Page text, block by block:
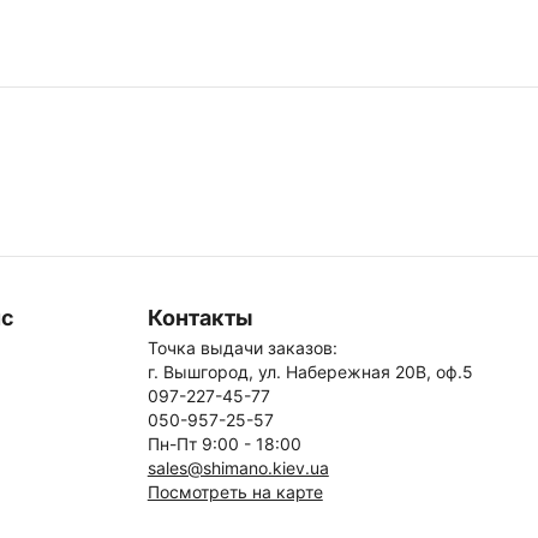
Контакты
Точка выдачи заказов:
г. Вышгород, ул. Набережная 20В, оф.5
097-227-45-77
050-957-25-57
Пн-Пт 9:00 - 18:00
sales@shimano.kiev.ua
Посмотреть на карте